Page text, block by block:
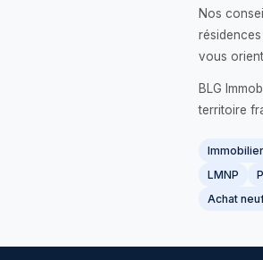
Nos
vous
BLG
territoire
LMNP
Achat